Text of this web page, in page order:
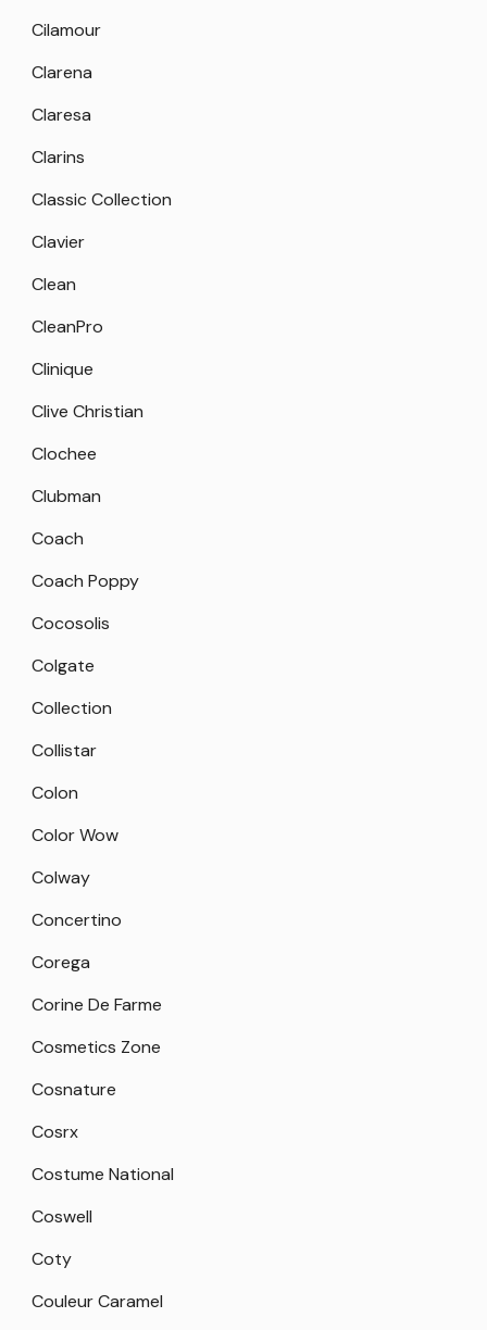
Cilamour
Clarena
Claresa
Clarins
Classic Collection
Clavier
Clean
CleanPro
Clinique
Clive Christian
Clochee
Clubman
Coach
Coach Poppy
Cocosolis
Colgate
Collection
Collistar
Colon
Color Wow
Colway
Concertino
Corega
Corine De Farme
Cosmetics Zone
Cosnature
Cosrx
Costume National
Coswell
Coty
Couleur Caramel